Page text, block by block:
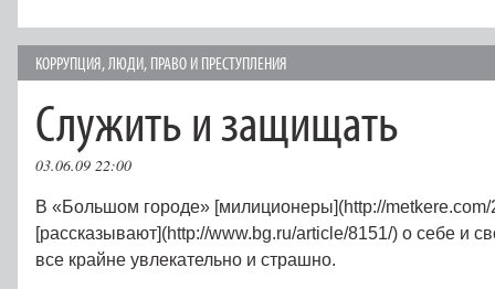
КОРРУПЦИЯ,ЛЮДИ, ПРАВО И ПРЕСТУПЛЕНИЯ
Служить и защищать
03.06.09 22:00
В «Большом городе» [милиционеры](http://metkere.com/
[рассказывают](http://www.bg.ru/article/8151/) о себе и
все крайне увлекательно и страшно.